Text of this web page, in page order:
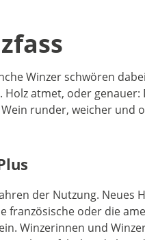
Winzer schwören
atmet, oder
runder, weicher
der Nutzung. Neues
französische oder die
Winzerinnen und